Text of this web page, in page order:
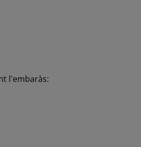
l'embaràs: